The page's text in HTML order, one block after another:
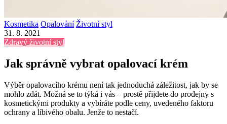
Kosmetika Opalování Životní styl
31. 8. 2021
Zdravý životní styl
Jak správně vybrat opalovací krém
Výběr opalovacího krému není tak jednoduchá záležitost, jak by se
mohlo zdát. Možná se to týká i vás – prostě přijdete do prodejny s
kosmetickými produkty a vybíráte podle ceny, uvedeného faktoru
ochrany a líbivého obalu. Jenže to nestačí.